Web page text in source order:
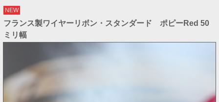
NEW
フランス製ワイヤーリボン・スタンダード ポピーRed 50
ミリ幅